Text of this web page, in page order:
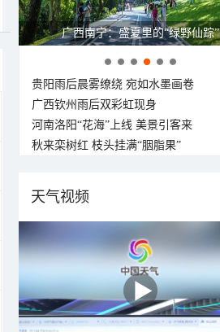
广西南宁：盛夏里的“绿野仙踪”
贵阳雨后晨雾缭绕 宛如水墨画卷
广西钦州雨后双彩虹现身
河南洛阳“花海”上线 美景引客来
秋来栾树红 枝头挂满“胭脂果”
天气视频